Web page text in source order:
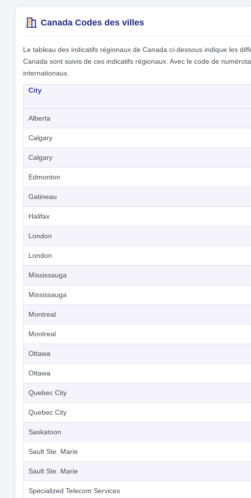
Canada Codes des villes
Le tableau des indicatifs régionaux de Canada ci-dessous indique les
Canada sont suivis de ces indicatifs régionaux. Avec le code de
internationaux.
City
Alberta
Calgary
Calgary
Edmonton
Gatineau
Halifax
London
London
Mississauga
Mississauga
Montreal
Montreal
Ottawa
Ottawa
Quebec City
Quebec City
Saskatoon
Sault Ste. Marie
Sault Ste. Marie
Specialized Telecom Services